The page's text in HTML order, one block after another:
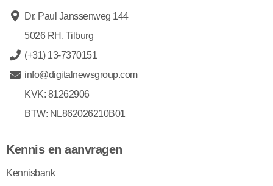
Dr. Paul Janssenweg 144
5026 RH, Tilburg
(+31) 13-7370151
info@digitalnewsgroup.com
KVK: 81262906
BTW: NL862026210B01
Kennis en aanvragen
Kennisbank